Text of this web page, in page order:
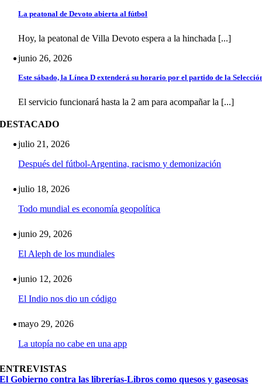
La peatonal de Devoto abierta al fútbol
Hoy, la peatonal de Villa Devoto espera a la hinchada [...]
junio 26, 2026
Este sábado, la Línea D extenderá su horario por el partido de la
El servicio funcionará hasta la 2 am para acompañar la [...]
DESTACADO
julio 21, 2026
Después del fútbol-Argentina, racismo y demonización
julio 18, 2026
Todo mundial es economía geopolítica
junio 29, 2026
El Aleph de los mundiales
junio 12, 2026
El Indio nos dio un código
mayo 29, 2026
La utopía no cabe en una app
ENTREVISTAS
El Gobierno contra las librerías-Libros como quesos y gaseosas